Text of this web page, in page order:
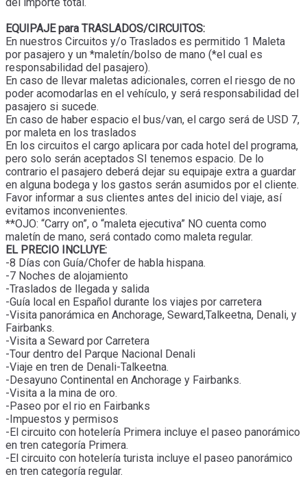
del importe total.
EQUIPAJE para TRASLADOS/CIRCUITOS:
En nuestros Circuitos y/o Traslados es permitido 1 Maleta
por pasajero y un *maletín/bolso de mano (*el cual es
responsabilidad del pasajero).
En caso de llevar maletas adicionales, corren el riesgo de no
poder acomodarlas en el vehículo, y será responsabilidad del
pasajero si sucede.
En caso de haber espacio el bus/van, el cargo será de USD 7,
por maleta en los traslados
En los circuitos el cargo aplicara por cada hotel del programa,
pero solo serán aceptados SI tenemos espacio. De lo
contrario el pasajero deberá dejar su equipaje extra a guardar
en alguna bodega y los gastos serán asumidos por el cliente.
Favor informar a sus clientes antes del inicio del viaje, así
evitamos inconvenientes.
**OJO: “Carry on”, o “maleta ejecutiva” NO cuenta como
maletín de mano, será contado como maleta regular.
EL PRECIO INCLUYE:
-8 Días con Guía/Chofer de habla hispana.
-7 Noches de alojamiento
-Traslados de llegada y salida
-Guía local en Español durante los viajes por carretera
-Visita panorámica en Anchorage, Seward,Talkeetna, Denali, y
Fairbanks.
-Visita a Seward por Carretera
-Tour dentro del Parque Nacional Denali
-Viaje en tren de Denali-Talkeetna.
-Desayuno Continental en Anchorage y Fairbanks.
-Visita a la mina de oro.
-Paseo por el rio en Fairbanks
-Impuestos y permisos
-El circuito con hotelería Primera incluye el paseo panorámico
en tren categoría Primera.
-El circuito con hotelería turista incluye el paseo panorámico
en tren categoría regular.